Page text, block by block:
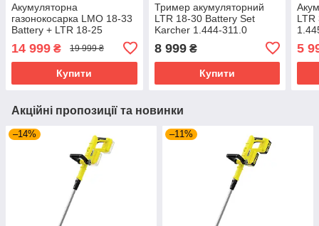
Акумуляторна
газонокосарка LMO 18-33
Battery + LTR 18-25
Battery + Швидкозарядний
набір 18 В Karcher 9.612-
112.0
14 999 ₴ 19 999 ₴
Купити
Тример акумуляторний
LTR 18-30 Battery Set
Karcher 1.444-311.0
8 999₴
Купити
LTR
5
Акційні пропозиції та новинки
–14% –11%